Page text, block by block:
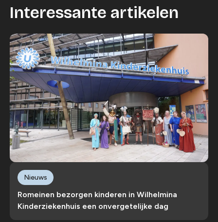
Interessante artikelen
Romeinen bezorgen kinderen in Wilhelmina
Kinderziekenhuis een onvergetelijke dag
Nieuws